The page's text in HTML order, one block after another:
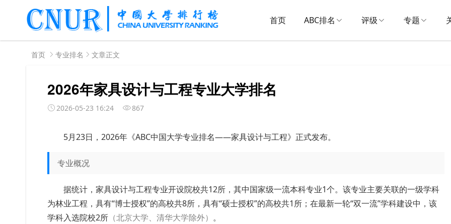
首页 ABC排名 评级 专题
首页 专业排名 文章正文
2026年家具设计与工程专业大学排名
2026-05-23 16:24 867
5月23日，2026年《ABC中国大学专业排名——家具设计与工程》正式发布。
专业概况
据统计，家具设计与工程专业开设院校共12所，其中国家级一流本科专业1个。该专业主要关联的一级学科
为林业工程，具有“博士授权”的高校共8所，具有“硕士授权”的高校共1所；在最新一轮“双一流”学科建设中，该
学科入选院校2所 （北京大学、清华大学除外） 。